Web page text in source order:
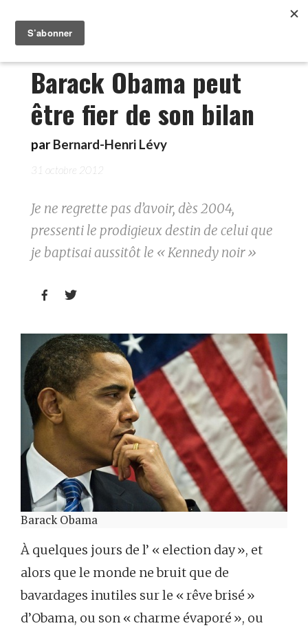
Barack Obama peut
être fier de son bilan
par Bernard-Henri Lévy
31 octobre 2012
Je ne regrette pas d’avoir, dès 2004,
pressenti le prodigieux destin de celui que
je baptisai aussitôt le « Kennedy noir »
 
Barack Obama
À quelques jours de l’ « election day », et
alors que le monde ne bruit que de
bavardages inutiles sur le « rêve brisé »
d’Obama, ou son « charme évaporé », ou